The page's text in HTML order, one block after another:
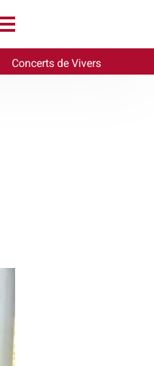
Concerts de Vivers